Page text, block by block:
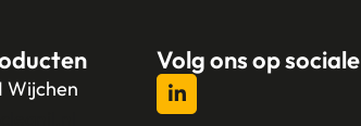
Wijchen
Volg ons op